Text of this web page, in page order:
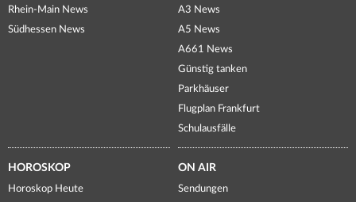
Rhein-Main News
Südhessen News
A3 News
A5 News
A661 News
Günstig tanken
Parkhäuser
Flugplan Frankfurt
Schulausfälle
HOROSKOP
Horoskop Heute
ON AIR
Sendungen